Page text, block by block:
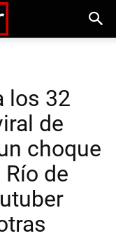
los 32
de
choque
de